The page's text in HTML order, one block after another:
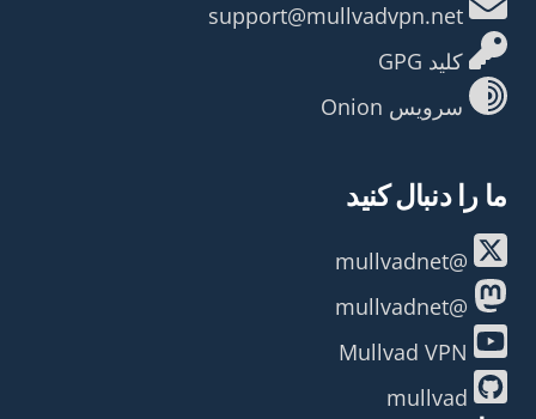
کلید GPG
سرویس Onion
ما را دنبال کنید
@mullvadnet
@mullvadnet